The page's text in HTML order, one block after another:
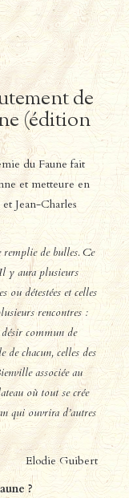
de
(édition
du Faune fait
et metteure en
Jean-Charles
de bulles. Ce
y aura plusieurs
ou détestées et celles
rencontres :
commun de
de chacun, celles des
associée au
où tout se crée
qui ouvrira d’autres
Elodie Guibert
?